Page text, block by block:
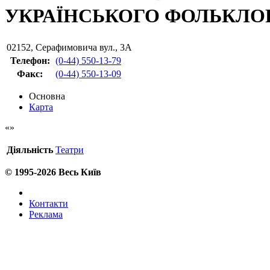
УКРАЇНСЬКОГО
02152, Серафимовича вул., 3А
Телефон: (0-44) 550-13-79
Факс: (0-44) 550-13-09
Основна
Карта
Діяльність Театри
© 1995-2026 Весь Київ
Контакти
Реклама